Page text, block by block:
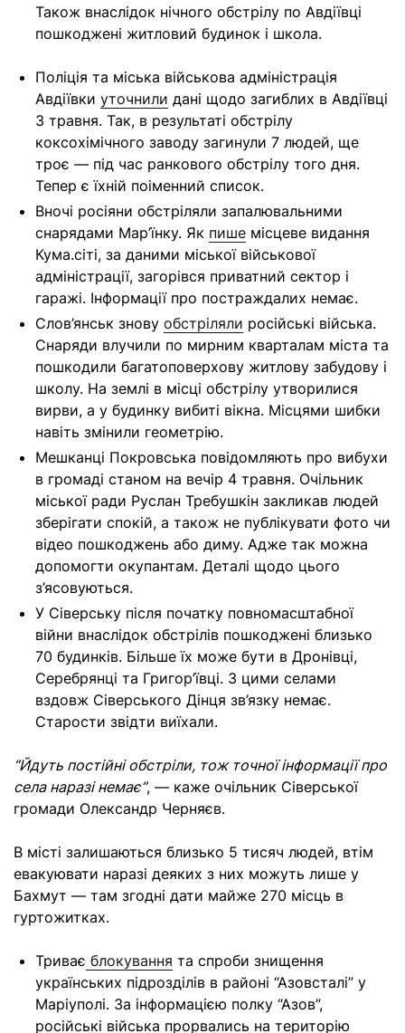
Також внаслідок нічного обстрілу по Авдіївці
пошкоджені житловий будинок і школа.
Поліція та міська військова адміністрація
Авдіївки уточнили дані щодо загиблих в Авдіївці
3 травня. Так, в результаті обстрілу
коксохімічного заводу загинули 7 людей, ще
троє — під час ранкового обстрілу того дня.
Тепер є їхній поіменний список.
Вночі росіяни обстріляли запалювальними
снарядами Мар’їнку. Як пише місцеве видання
Кума.сіті, за даними міської військової
адміністрації, загорівся приватний сектор і
гаражі. Інформації про постраждалих немає.
Слов’янськ знову обстріляли російські війська.
Снаряди влучили по мирним кварталам міста та
пошкодили багатоповерхову житлову забудову і
школу. На землі в місці обстрілу утворилися
вирви, а у будинку вибиті вікна. Місцями шибки
навіть змінили геометрію.
Мешканці Покровська повідомляють про вибухи
в громаді станом на вечір 4 травня. Очільник
міської ради Руслан Требушкін закликав людей
зберігати спокій, а також не публікувати фото чи
відео пошкоджень або диму. Адже так можна
допомогти окупантам. Деталі щодо цього
з’ясовуються.
У Сіверську після початку повномасштабної
війни внаслідок обстрілів пошкоджені близько
70 будинків. Більше їх може бути в Дронівці,
Серебрянці та Григор’ївці. З цими селами
вздовж Сіверського Дінця зв’язку немає.
Старости звідти виїхали.
“Йдуть постійні обстріли, тож точної інформації про
села наразі немає”, — каже очільник Сіверської
громади Олександр Черняєв.
В місті залишаються близько 5 тисяч людей, втім
евакуювати наразі деяких з них можуть лише у
Бахмут — там згодні дати майже 270 місць в
гуртожитках.
Триває блокування та спроби знищення
українських підрозділів в районі “Азовсталі” у
Маріуполі. За інформацією полку “Азов”,
російські війська прорвались на територію